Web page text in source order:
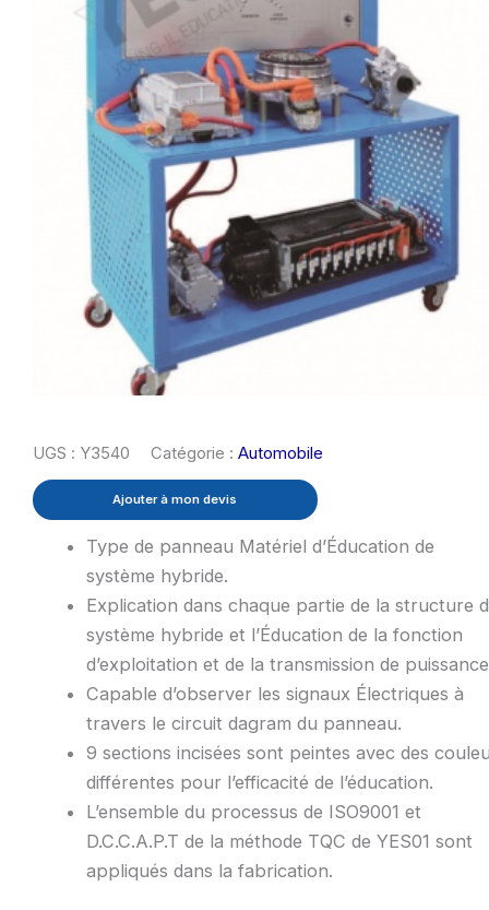
UGS : Y3540 Catégorie : Automobile
Ajouter à mon devis
Type de panneau Matériel d’Éducation de
système hybride.
Explication dans chaque partie de la structure
système hybride et l’Éducation de la fonction
d’exploitation et de la transmission de
Capable d’observer les signaux Électriques à
travers le circuit dagram du panneau.
9 sections incisées sont peintes avec des
différentes pour l’efficacité de l’éducation.
L’ensemble du processus de ISO9001 et
D.C.C.A.P.T de la méthode TQC de YES01 sont
appliqués dans la fabrication.